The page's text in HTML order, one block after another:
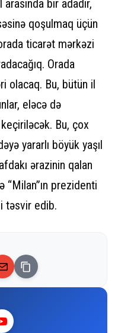
bir adadır,
qoşulmaq üçün
ticarət mərkəzi
Orada
olacaq. Bu, bütün il
eləcə də
Bu, çox
yararlı böyük yaşıl
ərazinin qalan
“Milan”ın prezidenti
təsvir edib.